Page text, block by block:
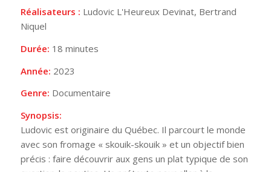
Réalisateurs : Ludovic L'Heureux Devinat, Bertrand
Niquel
Durée: 18 minutes
Année: 2023
Genre: Documentaire
Synopsis:
Ludovic est originaire du Québec. Il parcourt le monde
avec son fromage « skouik-skouik » et un objectif bien
précis : faire découvrir aux gens un plat typique de son